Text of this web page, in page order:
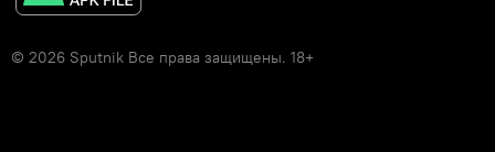
© 2026 Sputnik Все права защищены. 18+